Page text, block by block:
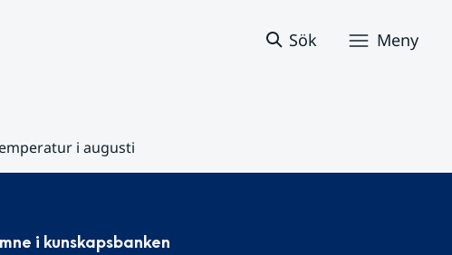
Sök Meny
i augusti
i kunskapsbanken